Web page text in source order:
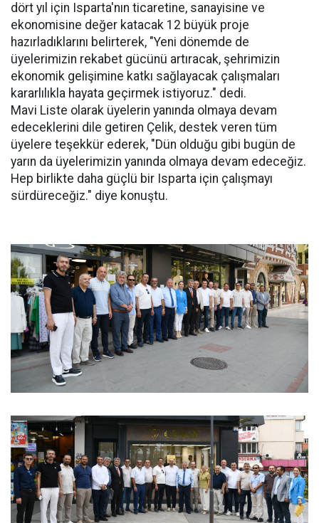
dört yıl için Isparta'nın ticaretine, sanayisine ve
ekonomisine değer katacak 12 büyük proje
hazırladıklarını belirterek, "Yeni dönemde de
üyelerimizin rekabet gücünü artıracak, şehrimizin
ekonomik gelişimine katkı sağlayacak çalışmaları
kararlılıkla hayata geçirmek istiyoruz." dedi.
Mavi Liste olarak üyelerin yanında olmaya devam
edeceklerini dile getiren Çelik, destek veren tüm
üyelere teşekkür ederek, "Dün olduğu gibi bugün de
yarın da üyelerimizin yanında olmaya devam edeceğiz.
Hep birlikte daha güçlü bir Isparta için çalışmayı
sürdüreceğiz." diye konuştu.